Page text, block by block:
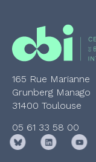
165 Rue Marianne
Grunberg Manago
31400 Toulouse
05 61 33 58 00